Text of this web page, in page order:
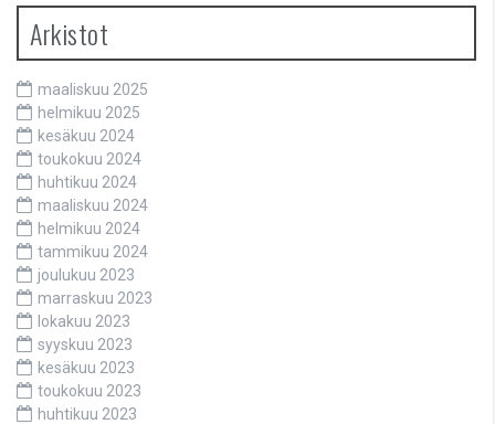
Arkistot
maaliskuu 2025
helmikuu 2025
kesäkuu 2024
toukokuu 2024
huhtikuu 2024
maaliskuu 2024
helmikuu 2024
tammikuu 2024
joulukuu 2023
marraskuu 2023
lokakuu 2023
syyskuu 2023
kesäkuu 2023
toukokuu 2023
huhtikuu 2023